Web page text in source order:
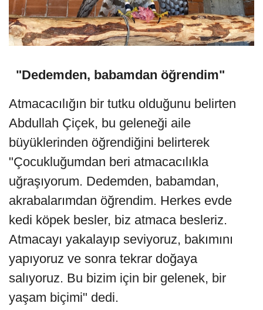
"Dedemden, babamdan öğrendim"
Atmacacılığın bir tutku olduğunu belirten
Abdullah Çiçek, bu geleneği aile
büyüklerinden öğrendiğini belirterek
"Çocukluğumdan beri atmacacılıkla
uğraşıyorum. Dedemden, babamdan,
akrabalarımdan öğrendim. Herkes evde
kedi köpek besler, biz atmaca besleriz.
Atmacayı yakalayıp seviyoruz, bakımını
yapıyoruz ve sonra tekrar doğaya
salıyoruz. Bu bizim için bir gelenek, bir
yaşam biçimi" dedi.